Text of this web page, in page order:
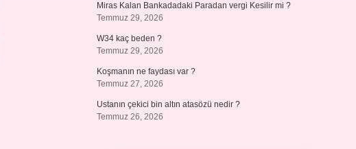
Miras Kalan Bankadadaki Paradan vergi Kesilir mi ?
Temmuz 29, 2026
W34 kaç beden ?
Temmuz 29, 2026
Koşmanın ne faydası var ?
Temmuz 27, 2026
Ustanın çekici bin altın atasözü nedir ?
Temmuz 26, 2026